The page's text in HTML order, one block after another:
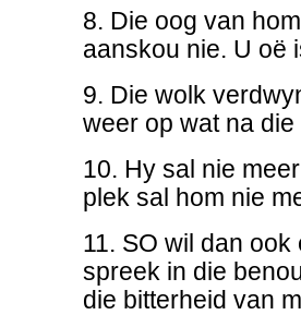
8. Die oog van
aanskou nie. U oë
9. Die wolk
weer op wat na
10. Hy sal nie
plek sal hom nie
11. SO wil dan
spreek in die
die bitterheid van